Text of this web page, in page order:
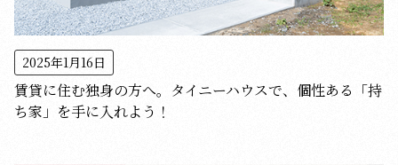
2025年1月16日
賃貸に住む独身の方へ。タイニーハウスで、個性ある「持
ち家」を手に入れよう！